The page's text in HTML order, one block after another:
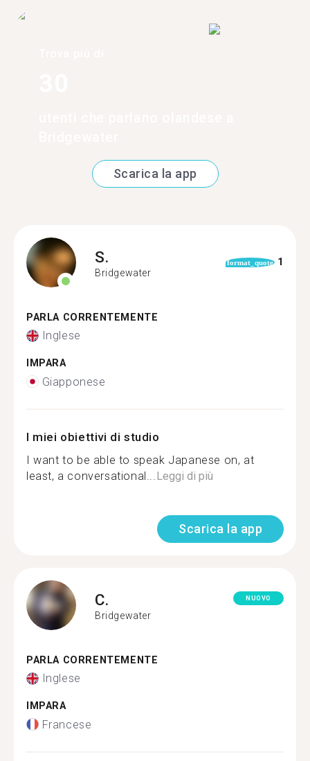
Scarica la app
S.
Bridgewater
format_quote 1
PARLA CORRENTEMENTE
Inglese
IMPARA
Giapponese
I miei obiettivi di studio
I want to be able to speak Japanese on, at
least, a conversational... Leggi di più
Scarica la app
C.
Bridgewater
NUOVO
PARLA CORRENTEMENTE
Inglese
IMPARA
Francese